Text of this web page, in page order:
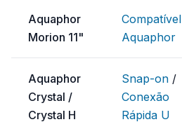
Aquaphor
Morion 11"
Compatível
Aquaphor
Aquaphor
Crystal /
Crystal H
Snap-on /
Conexão
Rápida U